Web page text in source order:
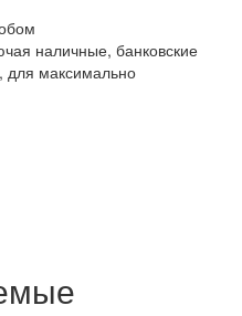
наличные, банковские
для максимально